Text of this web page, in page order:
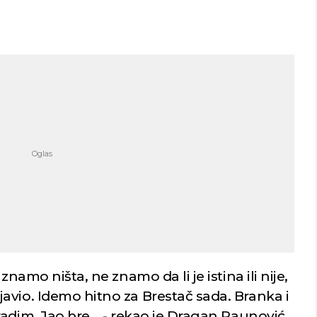
ništa, ne znamo da li je istina ili nije,
Idemo hitno za Brestač sada. Branka i